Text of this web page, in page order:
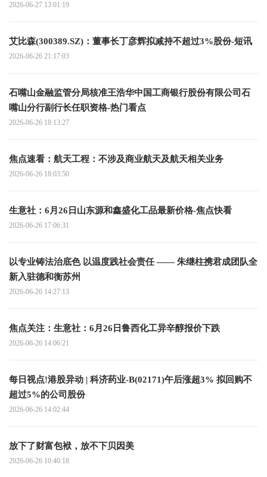
2026-06-27 13:01:19
艾比森(300389.SZ)：董事长丁彦辉拟减持不超过3%股份-短讯
2026-06-26 21:17:03
石嘴山金融监管分局核准王浩华中国工商银行股份有限公司石
嘴山分行副行长任职资格-热门看点
2026-06-26 18:13:27
焦点速看：航天工程：不涉及商业航天及航天相关业务
2026-06-26 18:03:50
生意社：6月26日山东源和鑫盛化工品最新价格-焦点快看
2026-06-26 17:06:31
以专业铸法治底色 以温度践社会责任 —— 朱继柱携君成团队全
新入驻德和衡苏州
2026-06-26 14:27:13
焦点关注：生意社：6月26日鲁西化工异辛醇报价下跌
2026-06-26 14:06:21
每日视点!港股异动 | 科济药业-B(02171)午后涨超3% 拟回购不
超过5%的公司股份
2026-06-26 14:02:44
放下了财富包袱，放不下贝因美
2026-06-26 10:40:18